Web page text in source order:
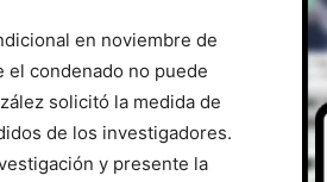
en noviembre de
condenado no puede
solicitó la medida de
de los investigadores.
y presente la